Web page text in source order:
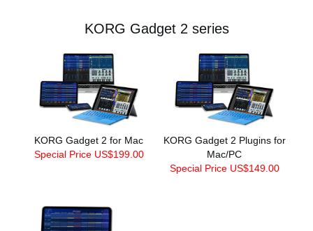
KORG Gadget 2 series
KORG Gadget 2 for Mac
Special Price US$199.00
KORG Gadget 2 Plugins for
Mac/PC
Special Price US$149.00